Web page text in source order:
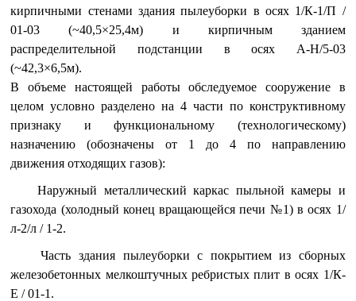
кирпичными стенами здания пылеуборки в осях 1/К-1/П /
01-03 (~40,5×25,4м) и кирпичным зданием
распределительной подстанции в осях А-Н/5-03
(~42,3×6,5м).
В объеме настоящей работы обследуемое сооружение в
целом условно разделено на 4 части по конструктивному
признаку и функциональному (технологическому)
назначению (обозначены от 1 до 4 по направлению
движения отходящих газов):
Наружный металлический каркас пыльной камеры и
газохода (холодный конец вращающейся печи №1) в осях 1/
л-2/л / 1-2.
Часть здания пылеуборки с покрытием из сборных
железобетонных мелкоштучных ребристых плит в осях 1/К-
Е / 01-1.